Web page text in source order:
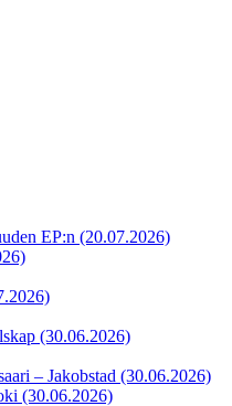
EP:n (20.07.2026)
(30.06.2026)
– Jakobstad (30.06.2026)
(30.06.2026)